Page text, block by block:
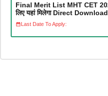
Final Merit List MHT CET
लिए यहां मिलेगा Direct
Last Date To Apply: